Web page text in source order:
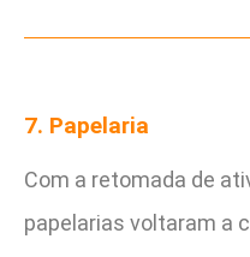
7. Papelaria
Com a retomada de
papelarias voltaram a